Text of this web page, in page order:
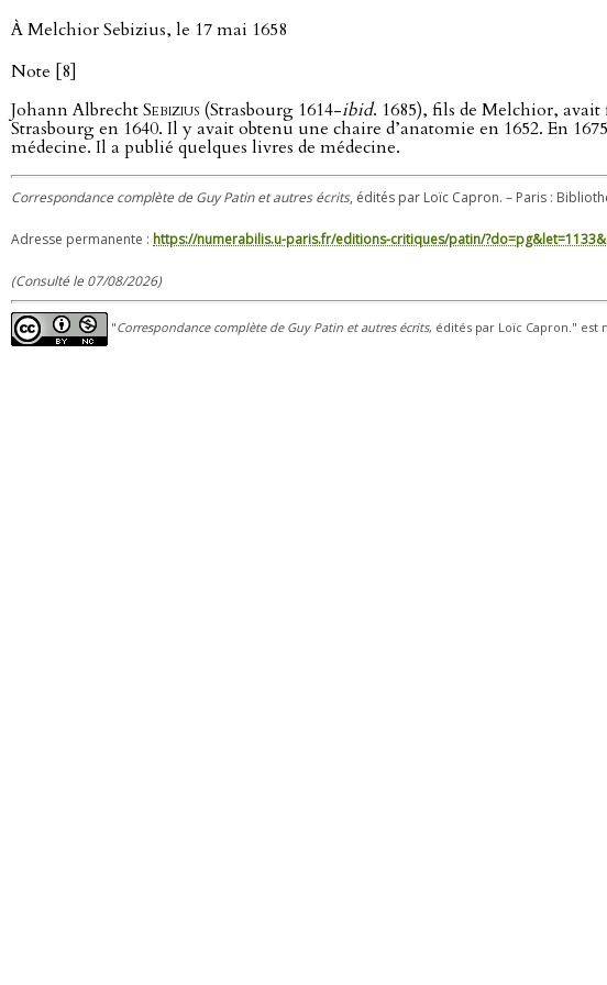
À Melchior Sebizius, le 17 mai 1658
Note [8]
Johann AlbrechtSebizius(Strasbourg 1614-ibid. 1685), fils de Melchior,
Strasbourg en 1640. Il y avait obtenu une chaire d’anatomie en 1652. En
médecine. Il a publié quelques livres de médecine.
Correspondance complète de Guy Patin et autres écrits, édités par Loïc Capron. – Paris :
Adresse permanente : https://numerabilis.u-paris.fr/editions-critiques/patin/
(Consulté le 07/08/2026)
"Correspondance complète de Guy Patin et autres écrits, édités par Loïc Capron." est